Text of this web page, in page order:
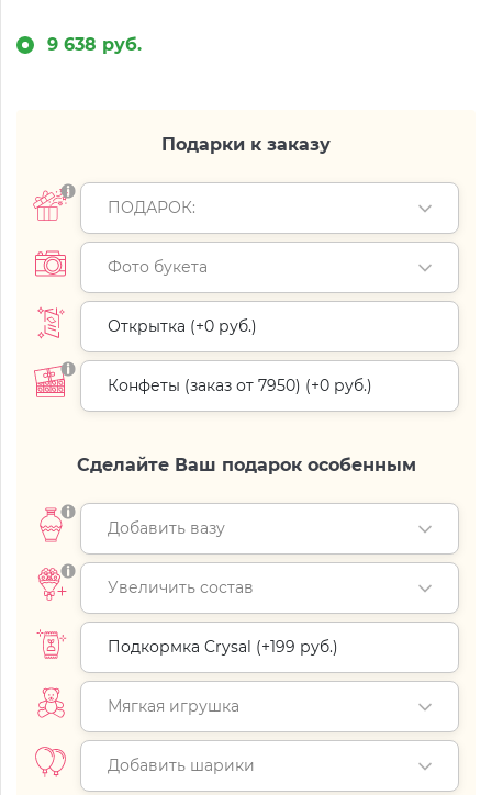
9 638 руб.
Подарки к заказу
ПОДАРОК:
Фото букета
Открытка (+0 руб.)
Конфеты (заказ от 7950) (+0 руб.)
Сделайте Ваш подарок особенным
Добавить вазу
Увеличить состав
Подкормка Crysal (+199 руб.)
Мягкая игрушка
Добавить шарики